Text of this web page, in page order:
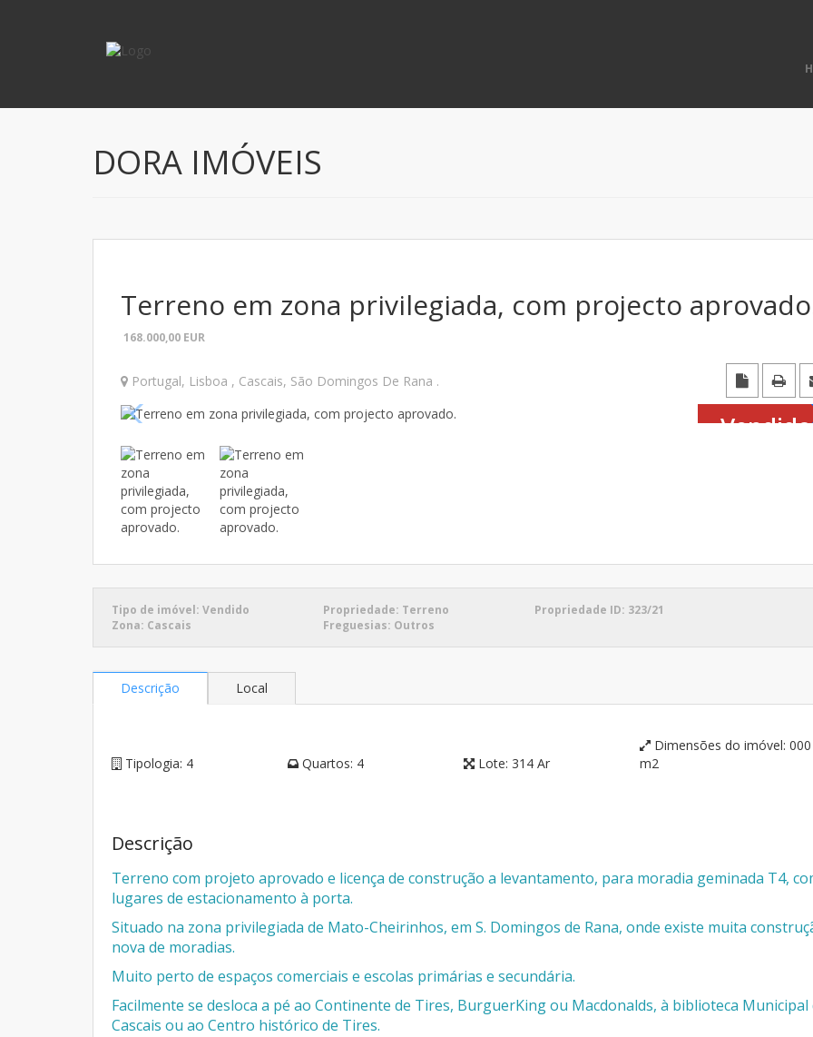
DORA IMÓVEIS
Terreno em zona privilegiada, com projecto
168.000,00 EUR
Portugal, Lisboa , Cascais, São Domingos De Rana .
Vendido
Tipo de imóvel: Vendido Propriedade: Terreno Propriedade ID: 323/21
Zona: Cascais Freguesias: Outros
Descrição Local
Tipologia: 4 Quartos: 4 Lote: 314 Ar
Dimensões do imóvel: 000
m2
Descrição
Terreno com projeto aprovado e licença de construção a levantamento, para moradia geminada T4,
lugares de estacionamento à porta.
Situado na zona privilegiada de Mato-Cheirinhos, em S. Domingos de Rana, onde existe muita
nova de moradias.
Muito perto de espaços comerciais e escolas primárias e secundária.
Facilmente se desloca a pé ao Continente de Tires, BurguerKing ou Macdonalds, à biblioteca Municipal
Cascais ou ao Centro histórico de Tires.